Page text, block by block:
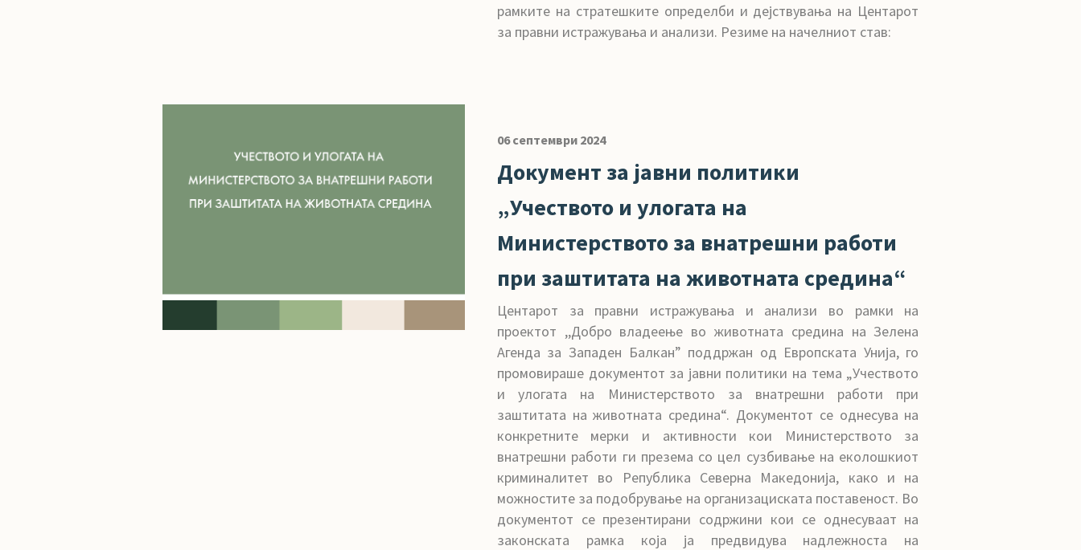
рамките на стратешките определби и дејствувања на Центарот
за правни истражувања и анализи. Резиме на начелниот став:
06 септември 2024
Документ за јавни политики
„Учеството и улогата на
Министерството за внатрешни работи
при заштитата на животната средина“
Центарот за правни истражувања и анализи во рамки на
проектот ,,Добро владеење во животната средина на Зелена
Агенда за Западен Балкан” поддржан од Европската Унија, го
промовираше документот за јавни политики на тема „Учеството
и улогата на Министерството за внатрешни работи при
заштитата на животната средина“. Документот се однесува на
конкретните мерки и активности кои Министерството за
внатрешни работи ги презема со цел сузбивање на еколошкиот
криминалитет во Република Северна Македонија, како и на
можностите за подобрување на организациската поставеност. Во
документот се презентирани содржини кои се однесуваат на
законската рамка која ја предвидува надлежноста на